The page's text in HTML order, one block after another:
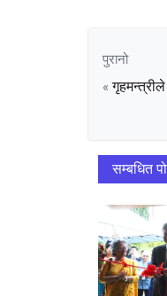
पुरानो
«
सम्बधित